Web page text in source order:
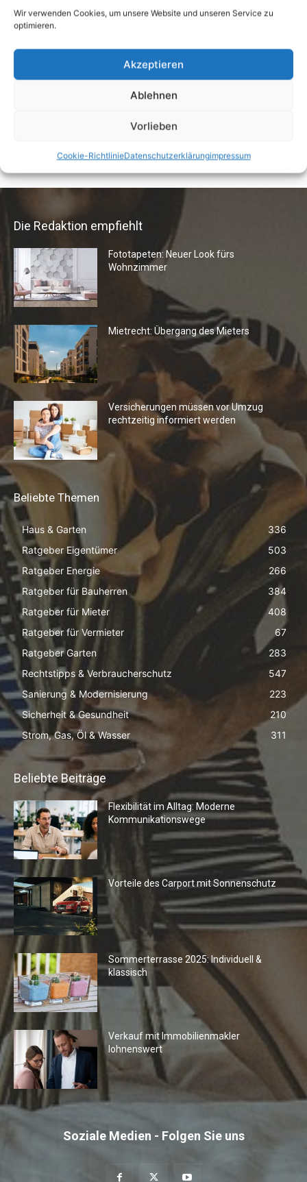
Wir verwenden Cookies, um unsere Website und unseren Service zu
optimieren.
Akzeptieren
Ablehnen
Vorlieben
Cookie-RichtlinieDatenschutzerklärungimpressum
Gefahren & Beseitigung
31. Juli 2012
Energieausweis
Die Redaktion empfiehlt
Fototapeten: Neuer Look fürs
Wohnzimmer
Mietrecht: Übergang des Mieters
Versicherungen müssen vor Umzug
rechtzeitig informiert werden
Beliebte Themen
Haus & Garten
336
Ratgeber Eigentümer
503
Ratgeber Energie
266
Ratgeber für Bauherren
384
Ratgeber für Mieter
408
Ratgeber für Vermieter
67
Ratgeber Garten
283
Rechtstipps & Verbraucherschutz
547
Sanierung & Modernisierung
223
Sicherheit & Gesundheit
210
Strom, Gas, Öl & Wasser
311
Beliebte Beiträge
Flexibilität im Alltag: Moderne
Kommunikationswege
Vorteile des Carport mit Sonnenschutz
Sommerterrasse 2025: Individuell &
klassisch
Verkauf mit Immobilienmakler
lohnenswert
Soziale Medien - Folgen Sie uns